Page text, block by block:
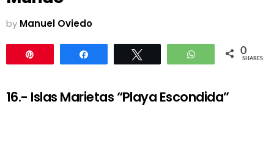
by Manuel Oviedo
WhatsApp0
SHARES
16.- Islas Marietas “Playa Escondida”